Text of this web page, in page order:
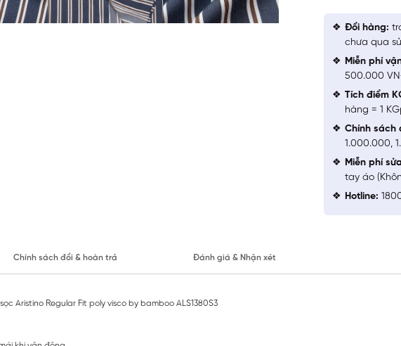
Đổi hàng:
chưa qua
Miễn phí
500.000
Tích điểm
hàng = 1
Chính sách
1.000.000,
Miễn phí
tay áo
Hotline:
Chính sách đổi & hoàn trả Đánh giá & Nhận xét
Aristino Regular Fit poly visco by bamboo ALS1380S3